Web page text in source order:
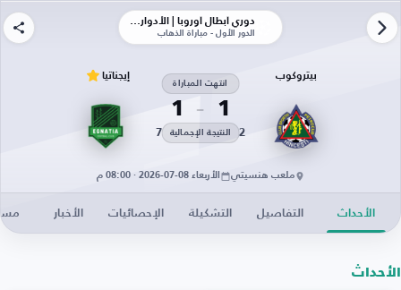
دوري أبطال أوروبا | الأدوار الإقصائية
الدور الأول - مباراة الذهاب
بيتروكوب
1
انتهت المباراة
1
2 النتيجة الإجمالية 7
إيجناتيا
ملعب هنسيتي الأربعاء 08-07-2026 · 08:00 م
الأحداث التفاصيل التشكيلة الإحصائيات الأخبار
الأحداث